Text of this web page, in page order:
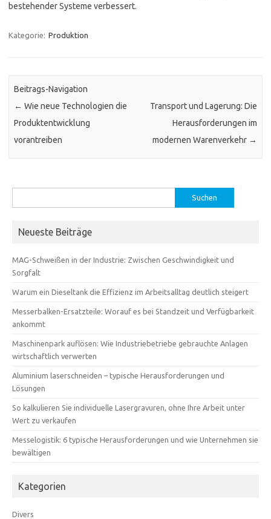
bestehender Systeme verbessert.
Kategorie: Produktion
Beitrags-Navigation
← Wie neue Technologien die
Produktentwicklung
vorantreiben
Transport und Lagerung: Die
Herausforderungen im
modernen Warenverkehr →
nach:
Neueste Beiträge
MAG-Schweißen in der Industrie: Zwischen Geschwindigkeit und
Sorgfalt
Warum ein Dieseltank die Effizienz im Arbeitsalltag deutlich steigert
Messerbalken-Ersatzteile: Worauf es bei Standzeit und Verfügbarkeit
ankommt
Maschinenpark auflösen: Wie Industriebetriebe gebrauchte Anlagen
wirtschaftlich verwerten
Aluminium laserschneiden – typische Herausforderungen und
Lösungen
So kalkulieren Sie individuelle Lasergravuren, ohne Ihre Arbeit unter
Wert zu verkaufen
Messelogistik: 6 typische Herausforderungen und wie Unternehmen sie
bewältigen
Kategorien
Divers